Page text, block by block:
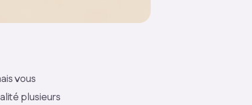
vous
plusieurs